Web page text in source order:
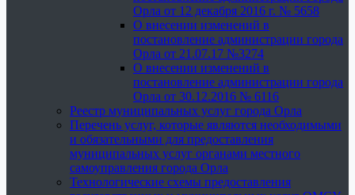
Орла от 12 декабря 2016 г. № 5658
О внесении изменений в
постановление администрации города
Орла от 21.07.17 №3274
О внесении изменений в
постановление администрации города
Орла от 30.12.2016 № 6116
Реестр муниципальных услуг города Орла
Перечень услуг, которые являются необходимыми
и обязательными для предоставления
муниципальных услуг органами местного
самоуправления города Орла
Технологические схемы предоставления